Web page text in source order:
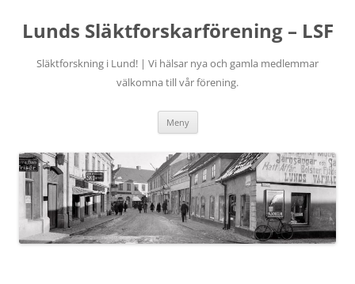
innehåll
Lunds Släktforskarförening – LSF
Släktforskning i Lund! | Vi hälsar nya och gamla medlemmar
välkomna till vår förening.
Meny